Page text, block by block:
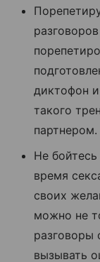
диктофон
такого
партнером.
Не
время
своих
можно не
разговоры
вызывать